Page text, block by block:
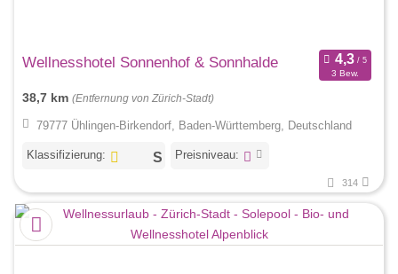
Wellnesshotel Sonnenhof & Sonnhalde
3 Bew.
38,7 km (Entfernung von Zürich-Stadt)
79777 Ühlingen-Birkendorf, Baden-Württemberg, Deutschland
Klassifizierung: Preisniveau:
314